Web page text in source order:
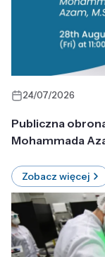
24/07/2026
Publiczna
Mohammada
Zobacz więcej